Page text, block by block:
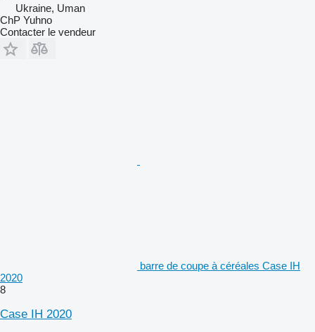
Ukraine, Uman
ChP Yuhno
Contacter le vendeur
barre de coupe à céréales Case IH
2020
8
Case IH 2020